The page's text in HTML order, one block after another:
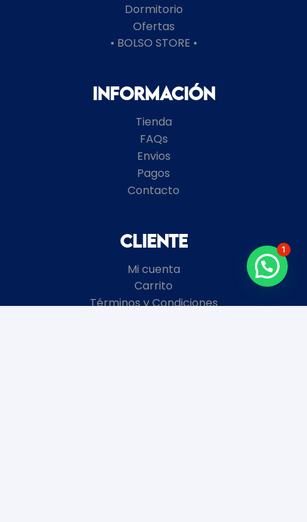
Dormitorio
Ofertas
• BOLSO STORE •
Información
Tienda
FAQs
Envios
Pagos
Contacto
Cliente
Mi cuenta
Carrito
Términos y Condiciones
1